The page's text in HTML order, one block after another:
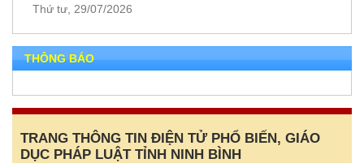
Thứ tư, 29/07/2026
THÔNG BÁO
TRANG THÔNG TIN ĐIỆN TỬ PHỔ BIẾN, GIÁO
DỤC PHÁP LUẬT TỈNH NINH BÌNH